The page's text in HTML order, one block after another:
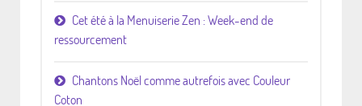
Cet été à la Menuiserie Zen : Week-end de
ressourcement
Chantons Noël comme autrefois avec Couleur
Coton